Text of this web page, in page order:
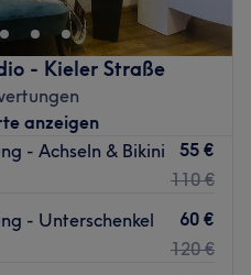
- Kieler Straße
anzeigen
- Achseln & Bikini
55 €
110 €
- Unterschenkel
60 €
120 €